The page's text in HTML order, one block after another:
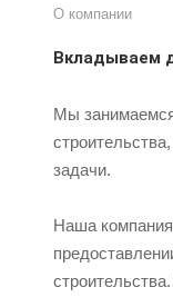
О компании
Вкладываем
Мы
задачи.
Наша